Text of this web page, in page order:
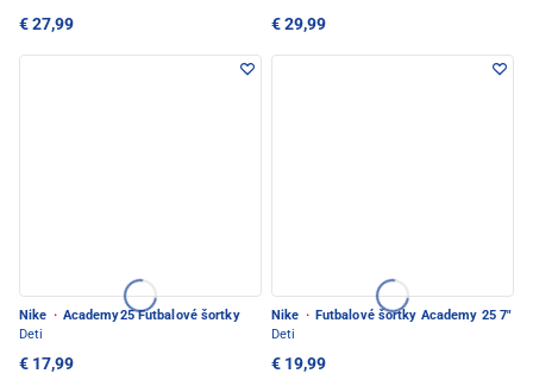
€ 27,99 € 29,99
Nike · Academy25 Futbalové šortky
Deti
€ 17,99
Nike · Futbalové šortky Academy 25 7"
Deti
€ 19,99